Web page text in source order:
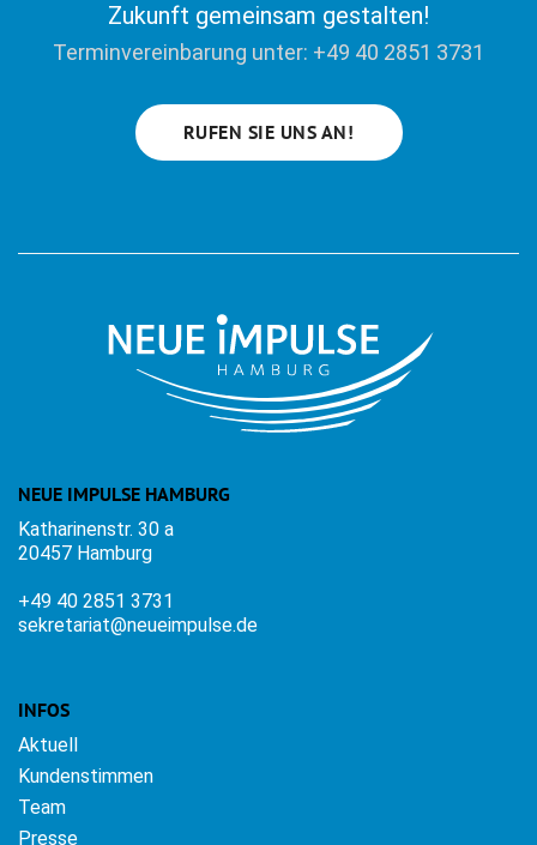
Zukunft gemeinsam gestalten!
Terminvereinbarung unter: +49 40 2851 3731
RUFEN SIE UNS AN!
NEUE IMPULSE HAMBURG
Katharinenstr. 30 a
20457 Hamburg
+49 40 2851 3731
sekretariat@neueimpulse.de
INFOS
Aktuell
Kundenstimmen
Team
Presse